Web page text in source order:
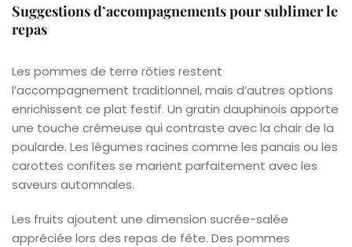
Suggestions d’accompagnements pour sublimer le
repas
Les pommes de terre rôties restent
l’accompagnement traditionnel, mais d’autres options
enrichissent ce plat festif. Un gratin dauphinois apporte
une touche crémeuse qui contraste avec la chair de la
poularde. Les légumes racines comme les panais ou les
carottes confites se marient parfaitement avec les
saveurs automnales.
Les fruits ajoutent une dimension sucrée-salée
appréciée lors des repas de fête. Des pommes